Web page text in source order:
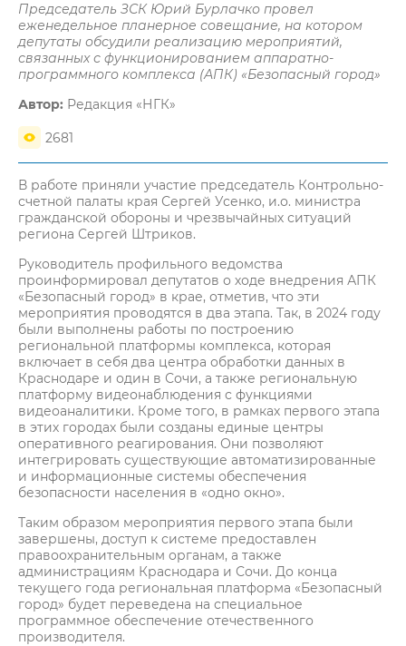
Председатель ЗСК Юрий Бурлачко провел
еженедельное планерное совещание, на котором
депутаты обсудили реализацию мероприятий,
связанных с функционированием аппаратно-
программного комплекса (АПК) «Безопасный город»
Автор: Редакция «НГК»
2681
В работе приняли участие председатель Контрольно-
счетной палаты края Сергей Усенко, и.о. министра
гражданской обороны и чрезвычайных ситуаций
региона Сергей Штриков.
Руководитель профильного ведомства
проинформировал депутатов о ходе внедрения АПК
«Безопасный город» в крае, отметив, что эти
мероприятия проводятся в два этапа. Так, в 2024 году
были выполнены работы по построению
региональной платформы комплекса, которая
включает в себя два центра обработки данных в
Краснодаре и один в Сочи, а также региональную
платформу видеонаблюдения с функциями
видеоаналитики. Кроме того, в рамках первого этапа
в этих городах были созданы единые центры
оперативного реагирования. Они позволяют
интегрировать существующие автоматизированные
и информационные системы обеспечения
безопасности населения в «одно окно».
Таким образом мероприятия первого этапа были
завершены, доступ к системе предоставлен
правоохранительным органам, а также
администрациям Краснодара и Сочи. До конца
текущего года региональная платформа «Безопасный
город» будет переведена на специальное
программное обеспечение отечественного
производителя.